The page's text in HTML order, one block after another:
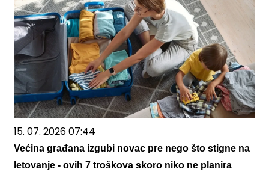
15. 07. 2026 07:44
Većina građana izgubi novac pre nego što stigne na
letovanje - ovih 7 troškova skoro niko ne planira